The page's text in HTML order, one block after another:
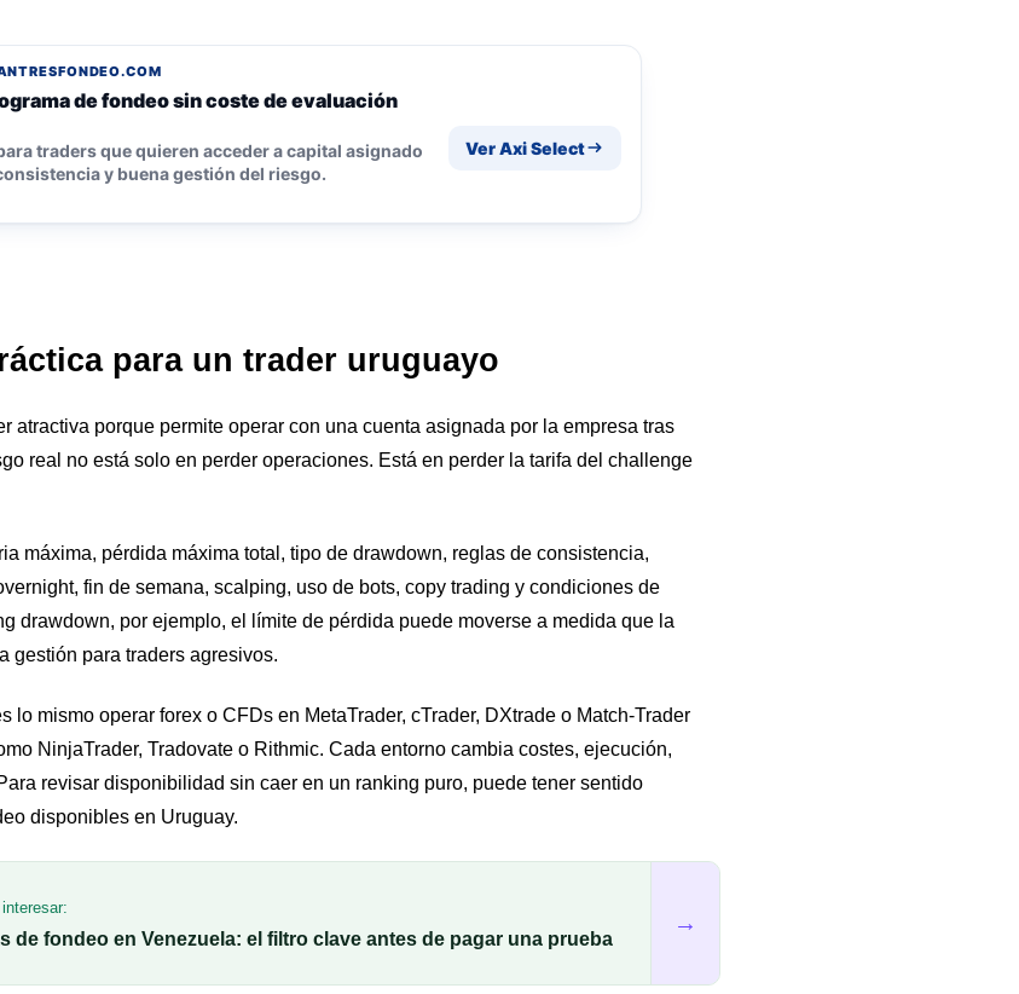
de fondeo sin coste de evaluación
traders que quieren acceder a capital asignado
y buena gestión del riesgo.
Ver Axi Select
para un trader uruguayo
atractiva porque permite operar con una cuenta asignada por la empresa tras
real no está solo en perder operaciones. Está en perder la tarifa del challenge
máxima, pérdida máxima total, tipo de drawdown, reglas de consistencia,
fin de semana, scalping, uso de bots, copy trading y condiciones de
drawdown, por ejemplo, el límite de pérdida puede moverse a medida que la
gestión para traders agresivos.
lo mismo operar forex o CFDs en MetaTrader, cTrader, DXtrade o Match-Trader
NinjaTrader, Tradovate o Rithmic. Cada entorno cambia costes, ejecución,
revisar disponibilidad sin caer en un ranking puro, puede tener sentido
disponibles en Uruguay.
de fondeo en Venezuela: el filtro clave antes de pagar una prueba
→